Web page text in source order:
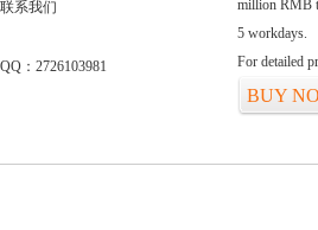
联系我们
QQ：2726103981
million RMB
5 workdays.
For detailed
BUY